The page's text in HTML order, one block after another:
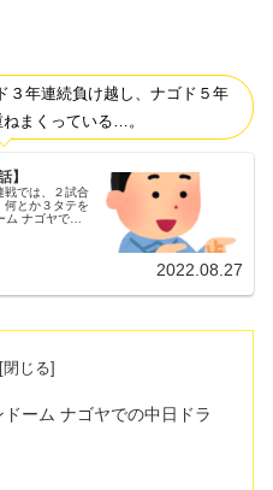
３年連続負け越し、ナゴド５年
まくっている…。
】
戦では、２試合
何とか３タテを
ナゴヤでの
2022.08.27
ーム ナゴヤでの中日ドラ